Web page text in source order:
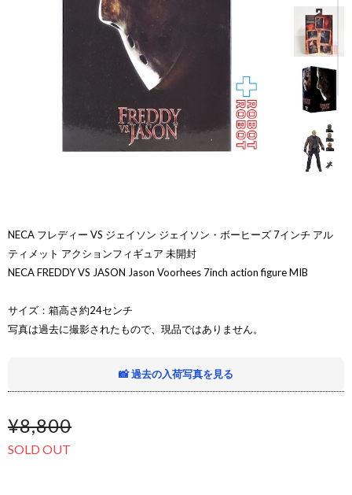
NECA フレディー VS ジェイソン ジェイソン・ボーヒーズ 7インチ アル
ティメット アクションフィギュア 未開封
NECA FREDDY VS JASON Jason Voorhees 7inch action figure MIB
サイズ：箱高さ約24センチ
写真は過去に撮影されたもので、現品ではありません。
📸 過去の入荷写真を見る
¥8,800
SOLD OUT